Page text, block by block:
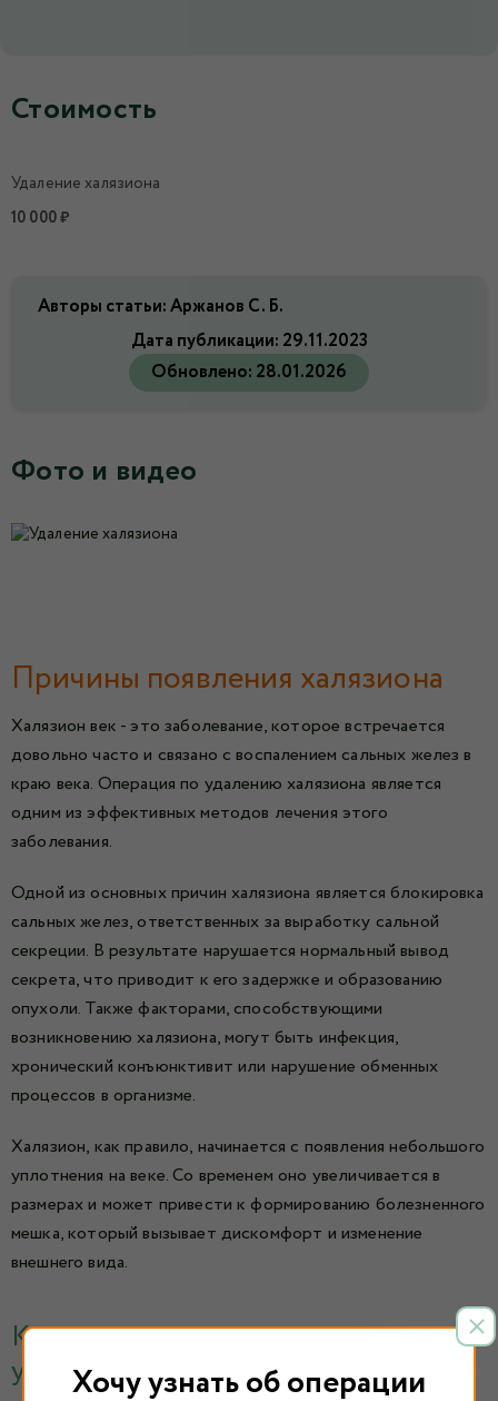
Стоимость
Удаление халязиона
10 000 ₽
Авторы статьи: Аржанов С. Б.
Дата публикации: 29.11.2023
Обновлено: 28.01.2026
Фото и видео
Причины появления халязиона
Халязион век - это заболевание, которое встречается
довольно часто и связано с воспалением сальных желез в
краю века. Операция по удалению халязиона является
одним из эффективных методов лечения этого
заболевания.
Одной из основных причин халязиона является блокировка
сальных желез, ответственных за выработку сальной
секреции. В результате нарушается нормальный вывод
секрета, что приводит к его задержке и образованию
опухоли. Также факторами, способствующими
возникновению халязиона, могут быть инфекция,
хронический конъюнктивит или нарушение обменных
процессов в организме.
Халязион, как правило, начинается с появления небольшого
уплотнения на веке. Со временем оно увеличивается в
размерах и может привести к формированию болезненного
мешка, который вызывает дискомфорт и изменение
внешнего вида.
Как проводится операция по
удалению халязиона
Хочу узнать об операции